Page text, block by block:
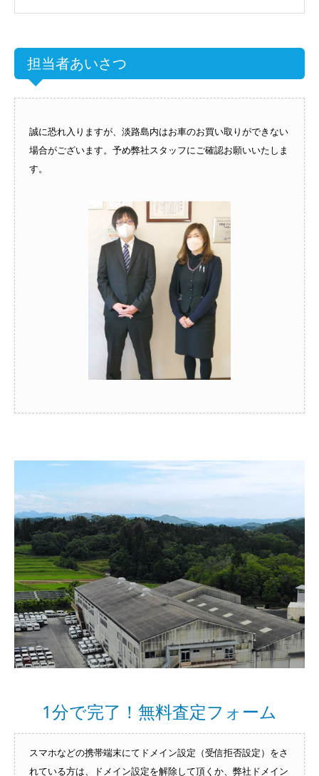
担当者あいさつ
誠に恐れ入りますが、淡路島内はお車のお買い取りができない
場合がございます。予め弊社スタッフにご確認お願いいたしま
す。
1分で完了！無料査定フォーム
スマホなどの携帯端末にてドメイン設定（受信拒否設定）をさ
れている方は、ドメイン設定を解除して頂くか、弊社ドメイン